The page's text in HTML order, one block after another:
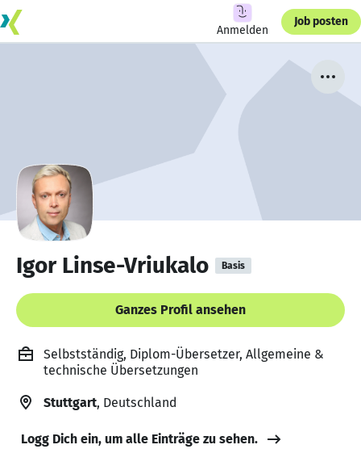
Anmelden
Job posten
Igor Linse-Vriukalo Basis
Ganzes Profil ansehen
Selbstständig, Diplom-Übersetzer, Allgemeine &
technische Übersetzungen
Stuttgart, Deutschland
Logg Dich ein, um alle Einträge zu sehen.